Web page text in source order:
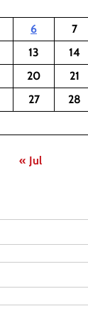
6 7
13 14
20 21
27 28
« Jul